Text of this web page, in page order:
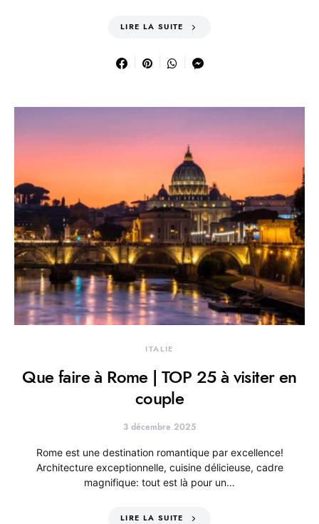
LIRE LA SUITE
ITALIE
Que faire à Rome | TOP 25 à visiter en
couple
3 décembre 2025
Rome est une destination romantique par excellence!
Architecture exceptionnelle, cuisine délicieuse, cadre
magnifique: tout est là pour un…
LIRE LA SUITE